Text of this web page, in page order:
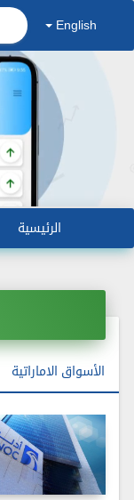
English
الرئيسية
الأسواق الاماراتية